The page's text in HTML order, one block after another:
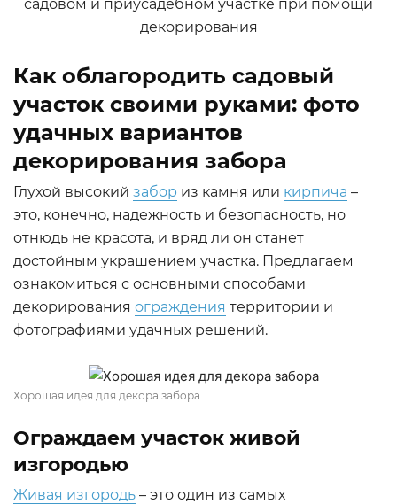
Как облагородить садовый
участок своими руками: фото
удачных вариантов
декорирования забора
Глухой высокий забор из камня или кирпича –
это, конечно, надежность и безопасность, но
отнюдь не красота, и вряд ли он станет
достойным украшением участка. Предлагаем
ознакомиться с основными способами
декорирования ограждения территории и
фотографиями удачных решений.
Хорошая идея для декора забора
Ограждаем участок живой
изгородью
Живая изгородь – это один из самых